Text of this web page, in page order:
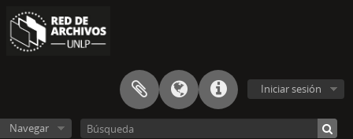
Iniciar sesión
Navegar